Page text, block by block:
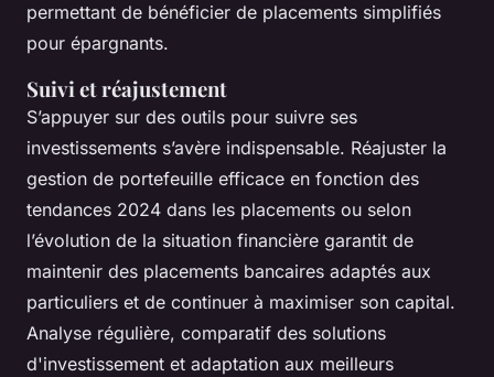
permettant de bénéficier de placements simplifiés
pour épargnants.
Suivi et réajustement
S’appuyer sur des outils pour suivre ses
investissements s’avère indispensable. Réajuster la
gestion de portefeuille efficace en fonction des
tendances 2024 dans les placements ou selon
l’évolution de la situation financière garantit de
maintenir des placements bancaires adaptés aux
particuliers et de continuer à maximiser son capital.
Analyse régulière, comparatif des solutions
d'investissement et adaptation aux meilleurs